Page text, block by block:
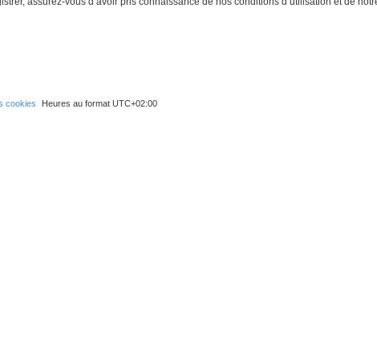
cookies Heures au format UTC+02:00